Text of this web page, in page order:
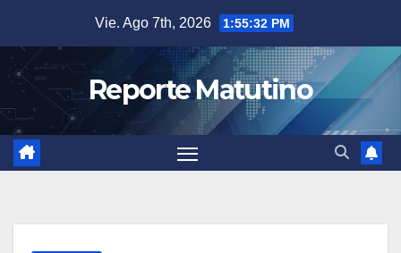
contenido
Vie. Ago 7th, 2026 1:55:33 PM
Reporte Matutino